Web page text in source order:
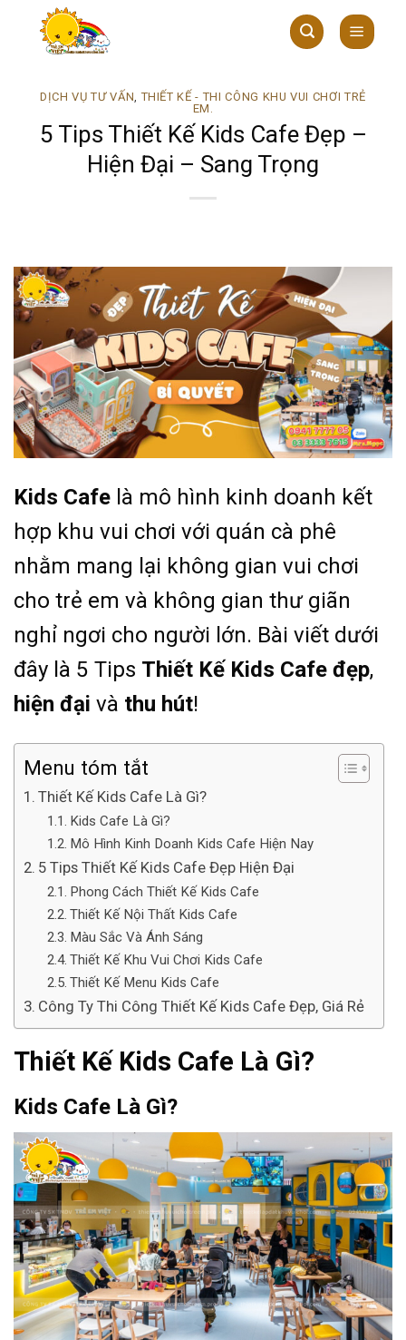
DỊCH VỤ TƯ VẤN,THIẾT KẾ - THI CÔNG KHU VUI CHƠI TRẺ
EM.
5 Tips Thiết Kế Kids Cafe Đẹp –
Hiện Đại – Sang Trọng
Kids Cafe là mô hình kinh doanh kết
hợp khu vui chơi với quán cà phê
nhằm mang lại không gian vui chơi
cho trẻ em và không gian thư giãn
nghỉ ngơi cho người lớn. Bài viết dưới
đây là 5 Tips Thiết Kế Kids Cafe đẹp,
hiện đại và thu hút!
Menu tóm tắt
Thiết Kế Kids Cafe Là Gì?
Kids Cafe Là Gì?
Mô Hình Kinh Doanh Kids Cafe Hiện Nay
5 Tips Thiết Kế Kids Cafe Đẹp Hiện Đại
Phong Cách Thiết Kế Kids Cafe
Thiết Kế Nội Thất Kids Cafe
Màu Sắc Và Ánh Sáng
Thiết Kế Khu Vui Chơi Kids Cafe
Thiết Kế Menu Kids Cafe
Công Ty Thi Công Thiết Kế Kids Cafe Đẹp, Giá Rẻ
Thiết Kế Kids Cafe Là Gì?
Kids Cafe Là Gì?